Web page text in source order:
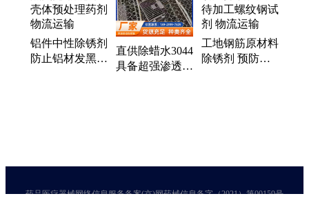
铸铝脱模剂、压铸铝喷涂前清洗、不锈钢除蜡
铝件中性除锈剂
防止铝材发黑失
直供除蜡水3044
具备超强渗透与
工地钢筋原材料
除锈剂 预防锈
药品医疗器械网络信息服务备案(京)网药械信息备字（2021）第00159号